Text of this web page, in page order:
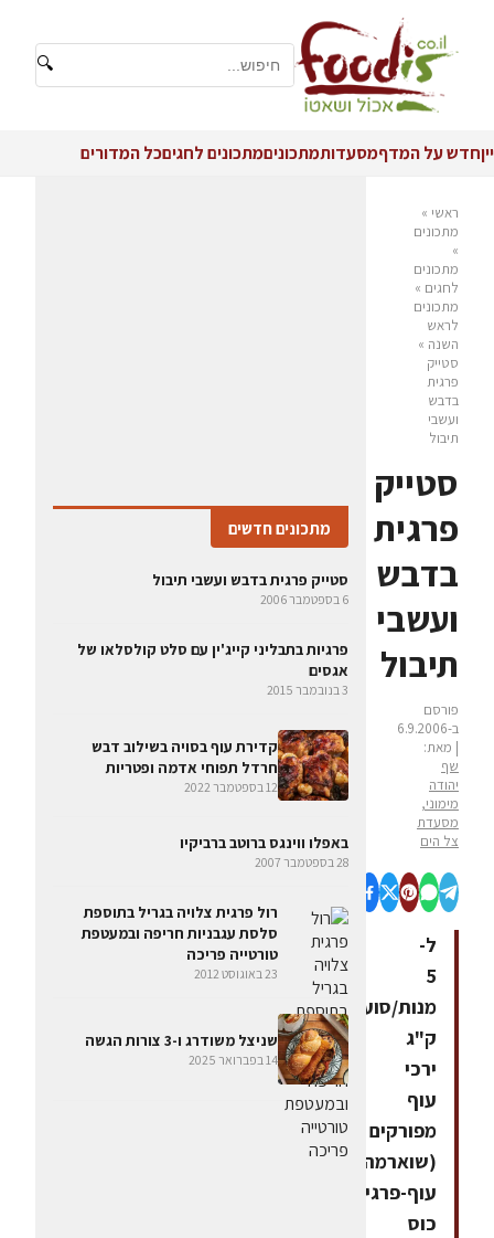
🔍
ייןחדש על המדףמסעדותמתכוניםמתכונים לחגיםכל המדורים
ראשי »
מתכונים
»
מתכונים
לחגים »
מתכונים
לראש
השנה »
סטייק
פרגית
בדבש
ועשבי
תיבול
סטייק
פרגית
בדבש
ועשבי
תיבול
פורסם
ב-6.9.2006
| מאת:
שף
יהודה
מימוני,
מסעדת
צל הים
ל-
5
ק"ג
ירכי
עוף
מפורקים
(שוארמה
עוף-פרגיות)½
כוס
מתכונים חדשים
סטייק פרגית בדבש ועשבי תיבול
6 בספטמבר 2006
פרגיות בתבליני קייג'ין עם סלט קולסלאו של
אגסים
3 בנובמבר 2015
קדירת עוף בסויה בשילוב דבש
חרדל תפוחי אדמה ופטריות
12 בספטמבר 2022
באפלו ווינגס ברוטב ברביקיו
28 בספטמבר 2007
רול פרגית צלויה בגריל בתוספת
סלסת עגבניות חריפה ובמעטפת
טורטייה פריכה
23 באוגוסט 2012
שניצל משודרג ו-3 צורות הגשה
14 בפברואר 2025